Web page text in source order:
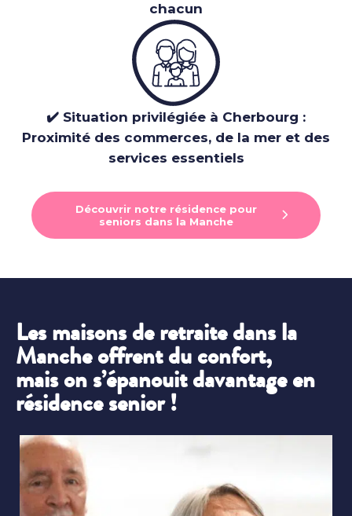
chacun
✔️ Situation privilégiée à Cherbourg :
Proximité des commerces, de la mer et des
services essentiels
Découvrir notre résidence pour
seniors dans la Manche
Les maisons de retraite dans la
Manche offrent du confort,
mais on s’épanouit davantage en
résidence senior !